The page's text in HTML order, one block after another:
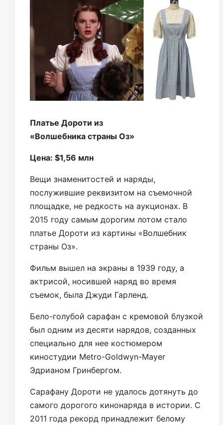
Платье Дороти из
«Волшебника страны Оз»
Цена: $1,56 млн
Вещи знаменитостей и наряды,
послужившие реквизитом на съемочной
площадке, не редкость на аукционах. В
2015 году самым дорогим лотом стало
платье Дороти из картины «Волшебник
страны Оз».
Фильм вышел на экраны в 1939 году, а
актрисой, носившей наряд во время
съемок, была Джуди Гарленд.
Бело-голубой сарафан с кремовой блузкой
был одним из десяти нарядов, созданных
специально для нее костюмером
киностудии Metro-Goldwyn-Mayer
Эдрианом Гринбергом.
Сарафану Дороти не удалось дотянуть до
самого дорогого кинонаряда в истории. С
2011 года рекорд принадлежит белому